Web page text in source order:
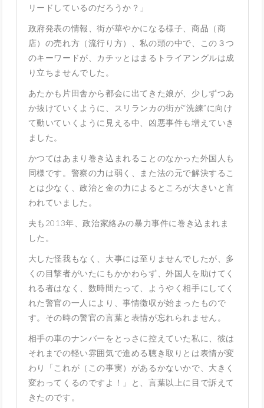
リードしているのだろうか？」
政府発表の情報、街が華やかになる様子、商品（商
店）の売れ方（流行り方）、私の頭の中で、この３つ
のキーワードが、カチッとはまるトライアングルは成
り立ちませんでした。
あたかも片田舎から都会に出てきた娘が、少しずつあ
か抜けていくように、スリランカの街が“洗練”に向け
て動いていくように見える中、凶悪事件も増えていき
ました。
かつてはあまり巻き込まれることのなかった外国人も
同様です。警察の力は弱く、また法の元で解決するこ
とは少なく、政治と金の力によるところが大きいと言
われていました。
夫も2013年、政治家絡みの暴力事件に巻き込まれま
した。
大した怪我もなく、大事には至りませんでしたが、多
くの目撃者がいたにもかかわらず、外国人を助けてく
れる者はなく、数時間たって、ようやく相手にしてく
れた警官の一人により、事情徴収が始まったもので
す。その時の警官の言葉と表情が忘れられません。
相手の車のナンバーをとっさに控えていた私に、彼は
それまでの軽い雰囲気で進める聴き取りとは表情が変
わり「これが（この事実）があるかないかで、大きく
変わってくるのですよ！」と、言葉以上に目で訴えて
きたのです。